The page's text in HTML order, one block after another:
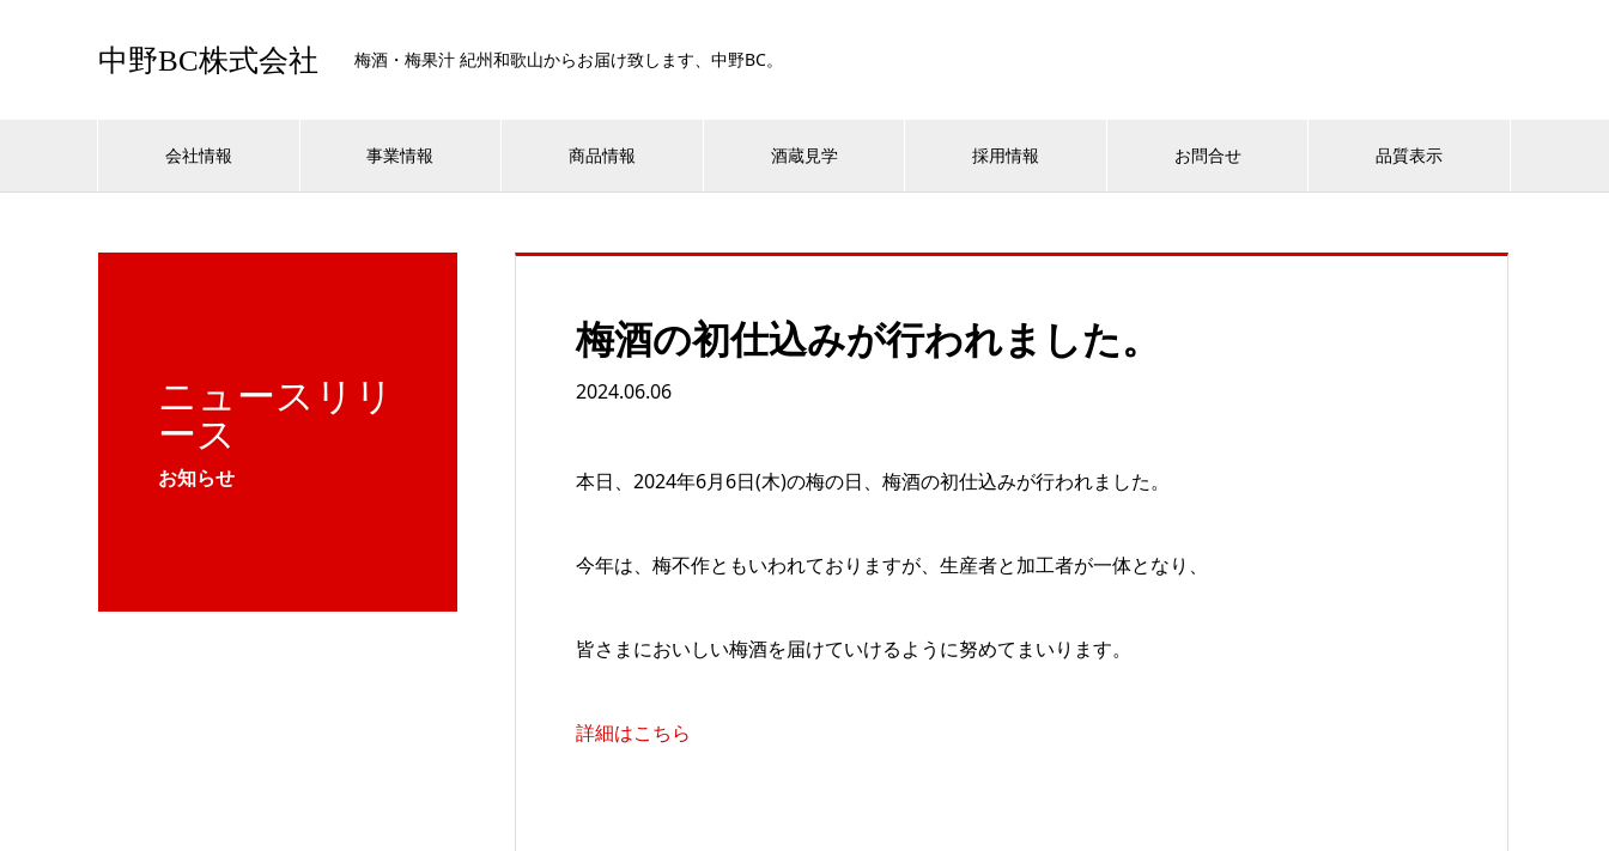
中野BC株式会社 梅酒・梅果汁 紀州和歌山からお届け致します、中野BC。
会社情報 事業情報 商品情報 酒蔵見学 採用情報 お問合せ 品質表示
ニュースリリ
ース
お知らせ
梅酒の初仕込みが行われました。
2024.06.06
本日、2024年6月6日(木)の梅の日、梅酒の初仕込みが行われました。
今年は、梅不作ともいわれておりますが、生産者と加工者が一体となり、
皆さまにおいしい梅酒を届けていけるように努めてまいります。
詳細はこちら